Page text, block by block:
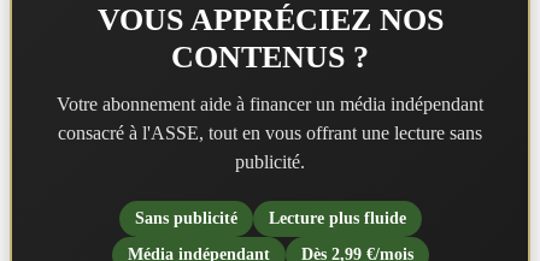
VOUS APPRÉCIEZ NOS
CONTENUS ?
Votre abonnement aide à financer un média indépendant
consacré à l'ASSE, tout en vous offrant une lecture sans
publicité.
Sans publicité
Lecture plus fluide
Média indépendant
Dès 2,99 €/mois